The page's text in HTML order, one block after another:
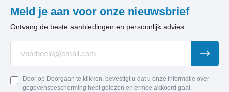
Meld je aan voor onze nieuwsbrief
Ontvang de beste aanbiedingen en persoonlijk advies.
Door op Doorgaan te klikken, bevestigt u dat u onze informatie over
gegevensbescherming hebt gelezen en ermee akkoord gaat.